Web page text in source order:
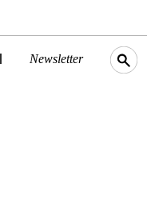
Newsletter